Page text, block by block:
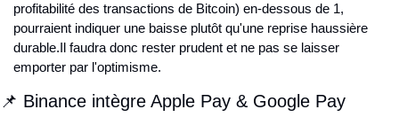
profitabilité des transactions de Bitcoin) en-dessous de 1,
pourraient indiquer une baisse plutôt qu'une reprise haussière
durable.Il faudra donc rester prudent et ne pas se laisser
emporter par l'optimisme.
📌 Binance intègre Apple Pay & Google Pay